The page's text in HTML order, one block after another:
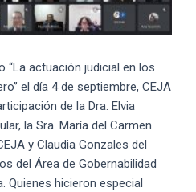
“La actuación judicial en los
el día 4 de septiembre, CEJA
de la Dra. Elvia
la Sra. María del Carmen
y Claudia Gonzales del
del Área de Gobernabilidad
Quienes hicieron especial